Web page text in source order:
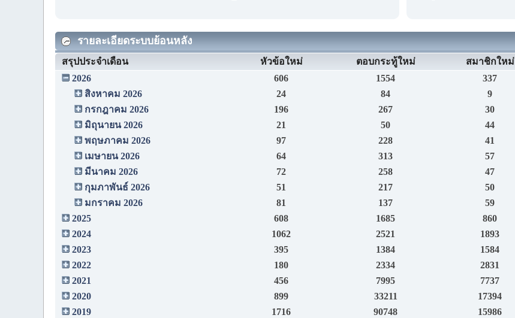
รายละเอียดระบบย้อนหลัง
สรุปประจำเดือน หัวข้อใหม่ ตอบกระทู้ใหม่ สมาชิกใหม่
2026
606 1554 337
สิงหาคม 2026
24 84 9
กรกฎาคม 2026
196 267 30
มิถุนายน 2026
21 50 44
พฤษภาคม 2026
97 228 41
เมษายน 2026
64 313 57
มีนาคม 2026
72 258 47
กุมภาพันธ์ 2026
51 217 50
มกราคม 2026
81 137 59
2025
608 1685 860
2024
1062 2521 1893
2023
395 1384 1584
2022
180 2334 2831
2021
456 7995 7737
2020
899 33211 17394
2019
1716 90748 15986